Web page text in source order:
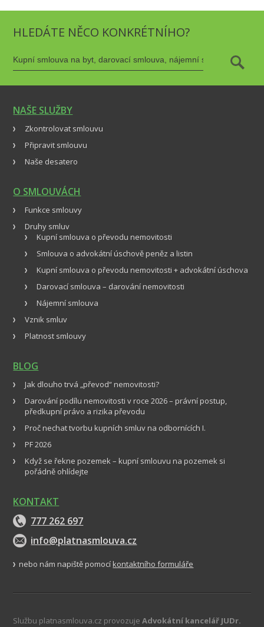
HLEDÁTE NĚCO KONKRÉTNÍHO?
NAŠE SLUŽBY
Zkontrolovat smlouvu
Připravit smlouvu
Naše desatero
O SMLOUVÁCH
Funkce smlouvy
Druhy smluv
Kupní smlouva o převodu nemovitosti
Smlouva o advokátní úschově peněz a listin
Kupní smlouva o převodu nemovitosti + advokátní úschova
Darovací smlouva – darování nemovitosti
Nájemní smlouva
Vznik smluv
Platnost smlouvy
BLOG
Jak dlouho trvá „převod“ nemovitosti?
Darování podílu nemovitosti v roce 2026 – právní postup,
předkupní právo a rizika převodu
Proč nechat tvorbu kupních smluv na odbornících I.
PF 2026
Když se řekne pozemek – kupní smlouvu na pozemek si
pořádně ohlídejte
KONTAKT
777 262 697
info@platnasmlouva.cz
nebo nám napiště pomocí kontaktního formuláře
Službu platnasmlouva.cz provozujeAdvokátní kancelář JUDr.